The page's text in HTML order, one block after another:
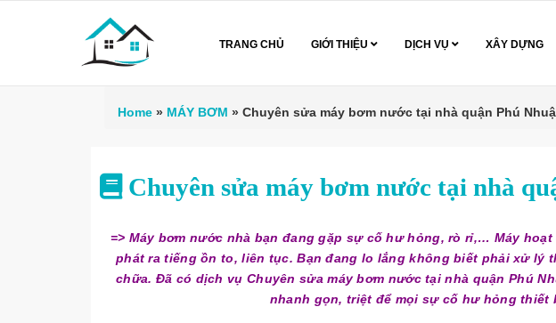
TRANG CHỦ GIỚI THIỆU DỊCH VỤ XÂY DỰNG
Home » MÁY BƠM » Chuyên sửa máy bơm nước tại nhà quận Phú
Chuyên sửa máy bơm nước tại nhà
=> Máy bơm nước nhà bạn đang gặp sự cố hư hỏng, rò rỉ,… Máy
phát ra tiếng ồn to, liên tục. Bạn đang lo lắng không biết phải xử lý
chữa. Đã có dịch vụ Chuyên sửa máy bơm nước tại nhà quận Phú
nhanh gọn, triệt để mọi sự cố hư hỏng thiết